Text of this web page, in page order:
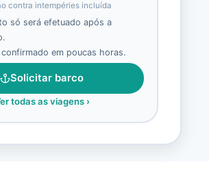
contra intempéries incluída
só será efetuado após a
em poucas horas.
Solicitar barco
todas as viagens›